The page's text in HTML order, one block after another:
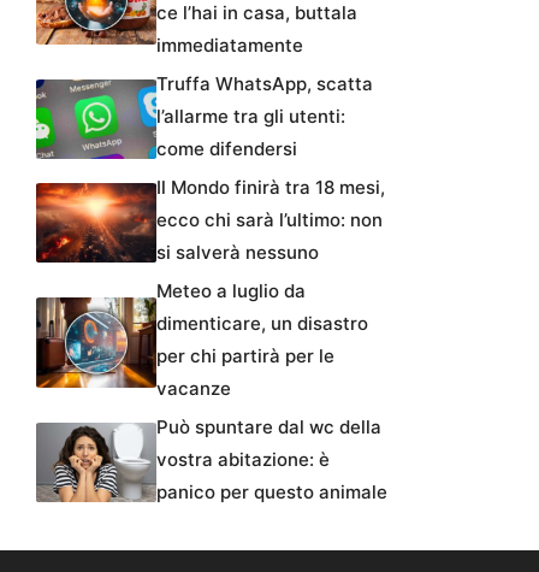
ce l’hai in casa, buttala
immediatamente
Truffa WhatsApp, scatta
l’allarme tra gli utenti:
come difendersi
Il Mondo finirà tra 18 mesi,
ecco chi sarà l’ultimo: non
si salverà nessuno
Meteo a luglio da
dimenticare, un disastro
per chi partirà per le
vacanze
Può spuntare dal wc della
vostra abitazione: è
panico per questo animale